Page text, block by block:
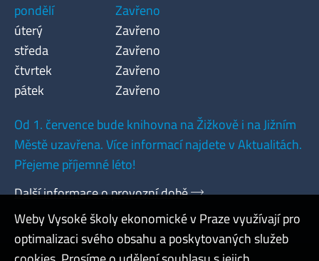
pondělí
Zavřeno
úterý
Zavřeno
středa
Zavřeno
čtvrtek
Zavřeno
pátek
Zavřeno
Od 1. července bude knihovna na Žižkově i na Jižním
Městě uzavřena. Více informací najdete v Aktualitách.
Přejeme příjemné léto!
Další informace o provozní době
Weby Vysoké školy ekonomické v Praze využívají pro
optimalizaci svého obsahu a poskytovaných služeb